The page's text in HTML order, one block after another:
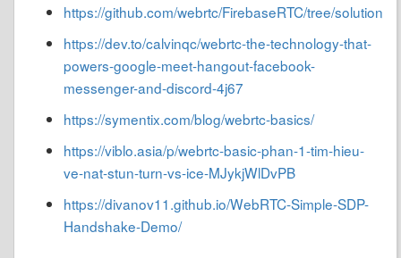
https://github.com/webrtc/FirebaseRTC/tree/solution
https://dev.to/calvinqc/webrtc-the-technology-that-
powers-google-meet-hangout-facebook-
messenger-and-discord-4j67
https://symentix.com/blog/webrtc-basics/
https://viblo.asia/p/webrtc-basic-phan-1-tim-hieu-
ve-nat-stun-turn-vs-ice-MJykjWlDvPB
https://divanov11.github.io/WebRTC-Simple-SDP-
Handshake-Demo/